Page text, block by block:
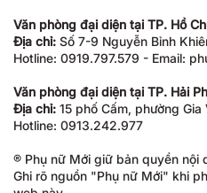
Văn phòng đại diện tại TP. Hồ
Địa chỉ: Số 7-9 Nguyễn Bỉnh
Hotline: 0919.797.579 - Email:
Văn phòng đại diện tại TP. Hải
Địa chỉ: 15 phố Cấm, phường Gia
Hotline: 0913.242.977
® Phụ nữ Mới giữ bản quyền nội
Ghi rõ nguồn "Phụ nữ Mới" khi
web này.